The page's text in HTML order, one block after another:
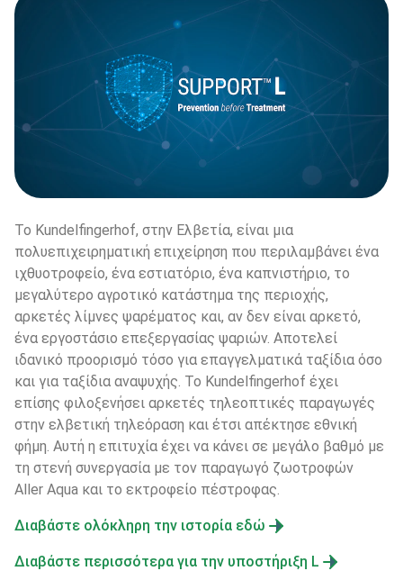
Το Kundelfingerhof, στην Ελβετία, είναι μια
πολυεπιχειρηματική επιχείρηση που περιλαμβάνει ένα
ιχθυοτροφείο, ένα εστιατόριο, ένα καπνιστήριο, το
μεγαλύτερο αγροτικό κατάστημα της περιοχής,
αρκετές λίμνες ψαρέματος και, αν δεν είναι αρκετό,
ένα εργοστάσιο επεξεργασίας ψαριών. Αποτελεί
ιδανικό προορισμό τόσο για επαγγελματικά ταξίδια όσο
και για ταξίδια αναψυχής. Το Kundelfingerhof έχει
επίσης φιλοξενήσει αρκετές τηλεοπτικές παραγωγές
στην ελβετική τηλεόραση και έτσι απέκτησε εθνική
φήμη. Αυτή η επιτυχία έχει να κάνει σε μεγάλο βαθμό με
τη στενή συνεργασία με τον παραγωγό ζωοτροφών
Aller Aqua και το εκτροφείο πέστροφας.
Διαβάστε ολόκληρη την ιστορία εδώ
Διαβάστε περισσότερα για την υποστήριξη L